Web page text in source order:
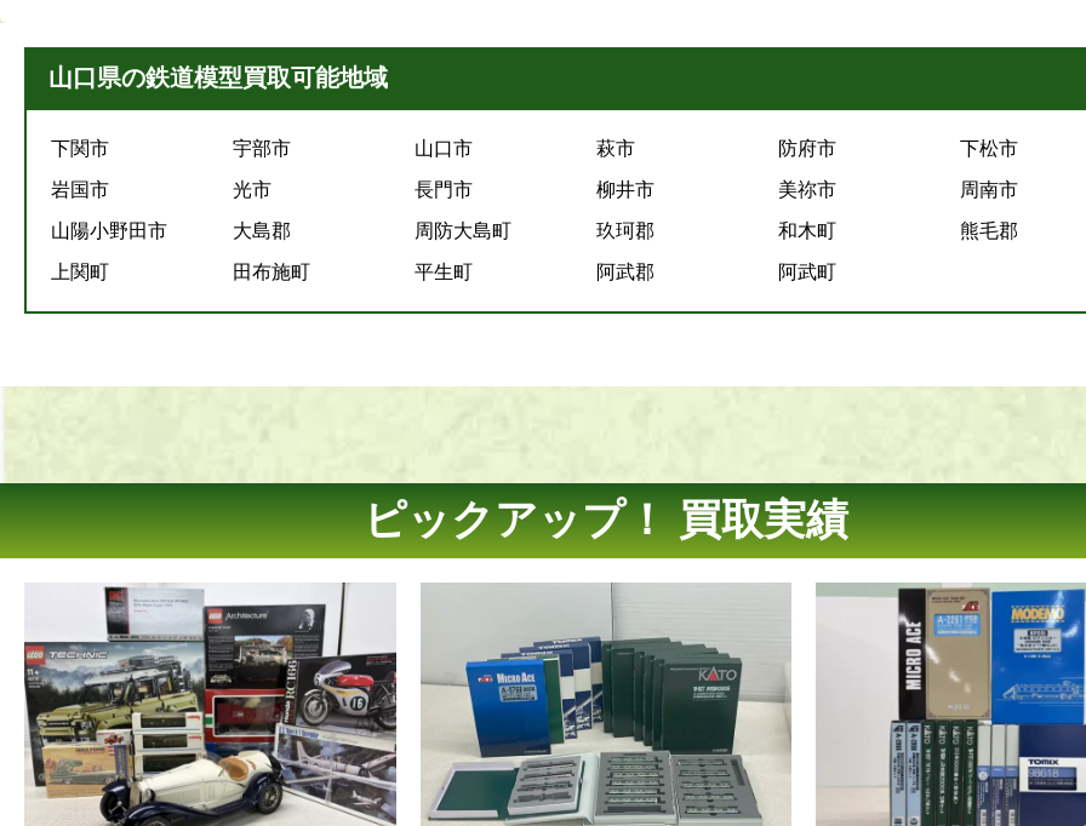
山口県の鉄道模型買取可能地域
下関市 宇部市 山口市 萩市 防府市
下松市
岩国市
光市 長門市 柳井市 美祢市
周南市
山陽小野田市
大島郡 周防大島町 玖珂郡 和木町
熊毛郡
上関町
田布施町 平生町 阿武郡 阿武町
ピックアップ！ 買取実績